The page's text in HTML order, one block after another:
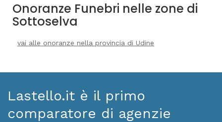
Onoranze Funebri nelle zone di
Sottoselva
vai alle onoranze nella provincia di Udine
Lastello.it è il primo
comparatore di agenzie